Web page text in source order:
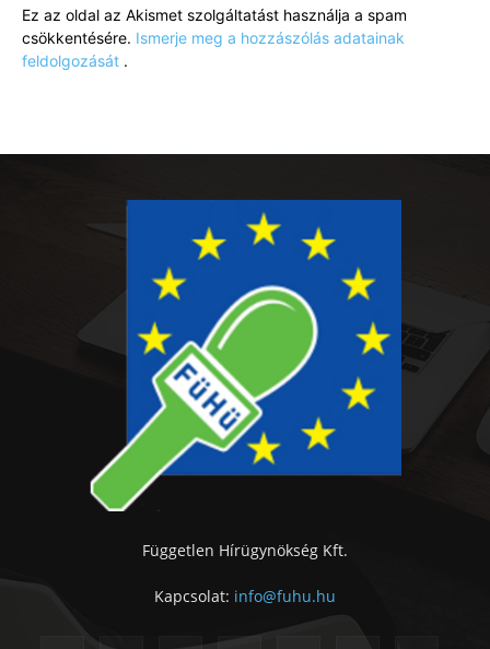
Ez az oldal az Akismet szolgáltatást használja a spam
csökkentésére. Ismerje meg a hozzászólás adatainak
feldolgozását .
Független Hírügynökség Kft.
Kapcsolat: info@fuhu.hu